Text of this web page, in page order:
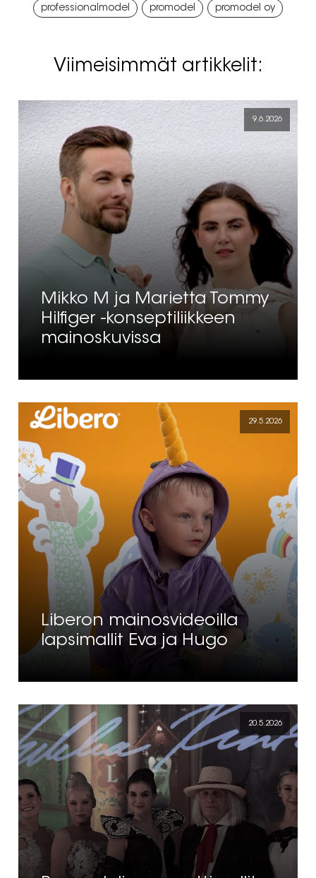
professionalmodel promodel promodel oy
Viimeisimmät artikkelit:
9.6.2026
Mikko M ja Marietta Tommy
Hilfiger -konseptiliikkeen
mainoskuvissa
29.5.2026
Liberon mainosvideoilla
lapsimallit Eva ja Hugo
20.5.2026